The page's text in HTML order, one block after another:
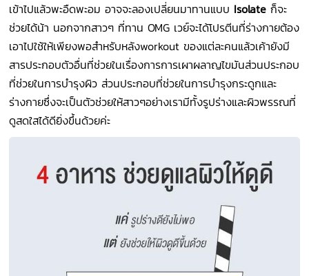
เข้าไปแล้วพะอืดพะอม อาจจะลองเปลี่ยนมาทานแบบ Isolate ก็จะ
ช่วยได้น้า นอกจากสาวๆ ที่ทาน OMG เวย์จะได้โปรตีนที่ร่างกายต้อง
เอาไปใช้ให้เพียงพอสำหรับหลังworkout ของแต่ละคนแล้วเค้ายังมี
สารประกอบตัวอื่นที่ช่วยในเรื่องการการเผาผลาญไขมันส่วนประกอบ
ที่ช่วยในการบำรุงผิว ส่วนประกอบที่ช่วยในการบำรุงกระดูกและ
ร่างกายซึ่งจะเป็นตัวช่วยให้สาวๆอย่างเรามีทั้งรูปร่างและผิวพรรณที่
ดูสดใสได้ดียิ่งขึ้นด้วยค่ะ